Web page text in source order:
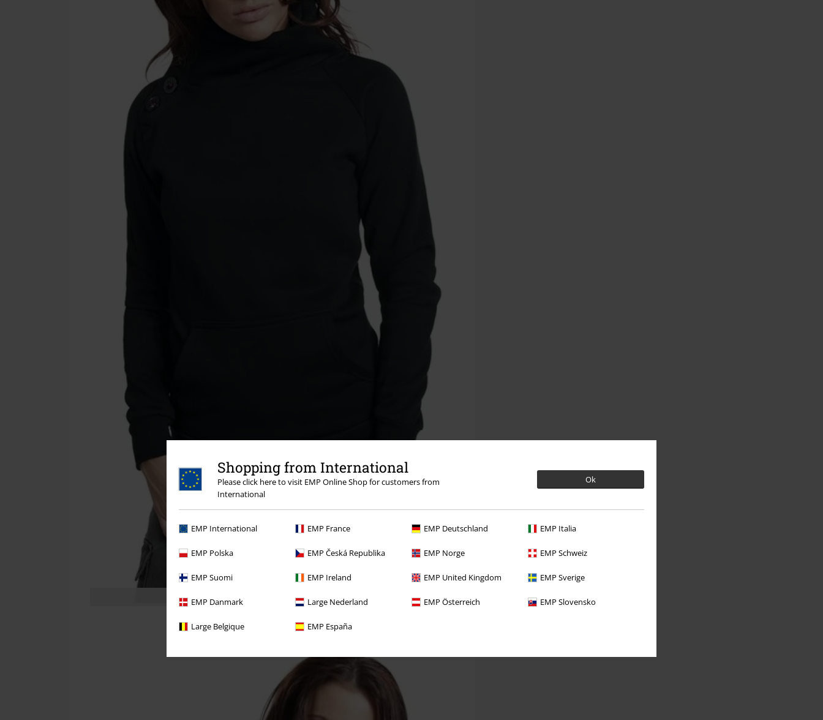
Shopping from International
Please click here to visit EMP Online Shop for customers from
International
Ok
EMP International EMP France EMP Deutschland EMP Italia
EMP Polska EMP Česká Republika EMP Norge EMP Schweiz
EMP Suomi EMP Ireland EMP United Kingdom EMP Sverige
EMP Danmark Large Nederland EMP Österreich EMP Slovensko
Large Belgique EMP España
Vores model er 176 cm høj og bærer en str. M